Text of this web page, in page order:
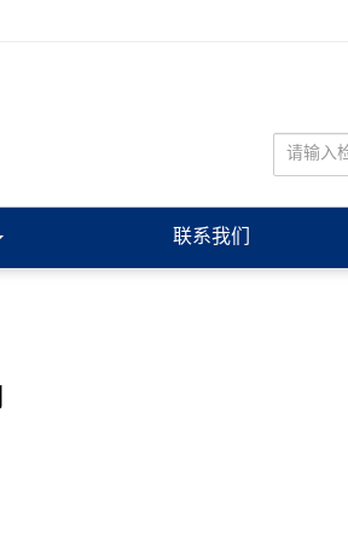
联系我们